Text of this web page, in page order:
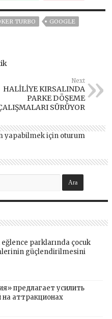
TURBO
GOOGLE
Next
HALİLİYE KIRSALINDA
PARKE DÖŞEME
SÜRÜYOR
yapabilmek için oturum
eğlence parklarında çocuk
güçlendirilmesini
предлагает усилить
аттракционах